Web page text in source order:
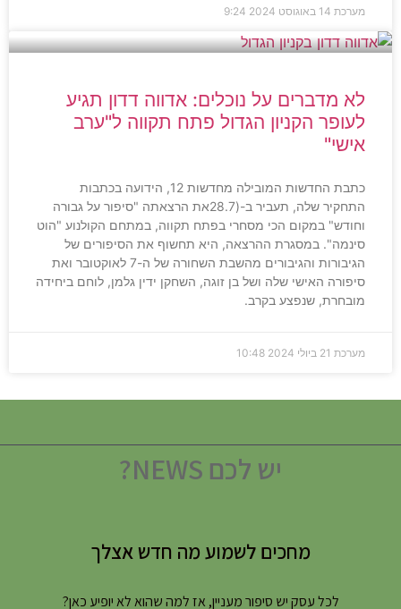
מערכת 14 באוגוסט 2024 9:24
לא מדברים על נוכלים: אדווה דדון תגיע
לעופר הקניון הגדול פתח תקווה ל"ערב
אישי"
כתבת החדשות המובילה מחדשות 12, הידועה בכתבות
התחקיר שלה, תעביר ב-(28.7את הרצאתה "סיפור על גבורה
וחודש" במקום הכי מסחרי בפתח תקווה, במתחם הקולנוע "הוט
סינמה". במסגרת ההרצאה, היא תחשוף את הסיפורים של
הגיבורות והגיבורים מהשבת השחורה של ה-7 לאוקטובר ואת
סיפורה האישי שלה ושל בן זוגה, השחקן ידין גלמן, לוחם ביחידה
מובחרת, שנפצע בקרב.
מערכת 21 ביולי 2024 10:48
יש לכם NEWS?
מחכים לשמוע מה חדש אצלך
לכל עסק יש סיפור מעניין, אז למה שהוא לא יופיע כאן?